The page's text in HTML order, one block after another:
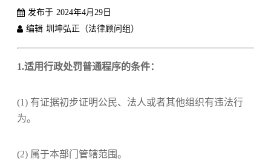
发布于 2024年4月29日
编辑 圳坤弘正（法律顾问组）
1.适用行政处罚普通程序的条件：
(1) 有证据初步证明公民、法人或者其他组织有违法行
为。
(2) 属于本部门管辖范围。